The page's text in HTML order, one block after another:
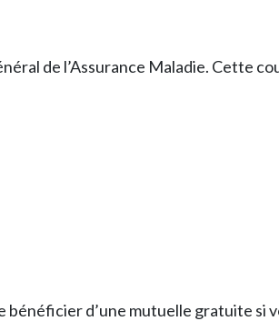
de l’Assurance Maladie. Cette
bénéficier d’une mutuelle gratuite si